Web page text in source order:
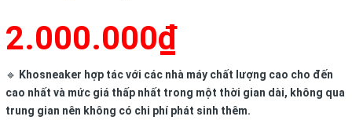
2.000.000₫
🔹 Khosneaker hợp tác với các nhà máy chất lượng cao cho đến
cao nhất và mức giá thấp nhất trong một thời gian dài, không qua
trung gian nên không có chi phí phát sinh thêm.